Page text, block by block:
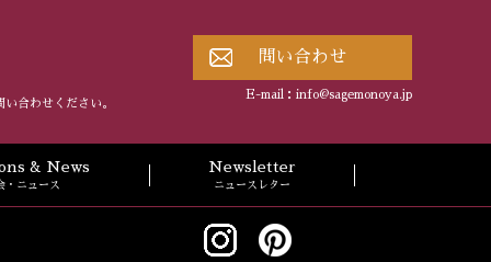
合わせください。
問い合わせ
E-mail： info@sagemonoya.jp
& News
・ニュース
Newsletter
ニュースレター